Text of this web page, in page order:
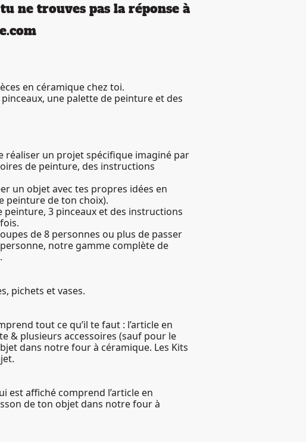
ne trouves pas la réponse à
en céramique chez toi.
une palette de peinture et des
réaliser un projet spécifique imaginé par
de peinture, des instructions
un objet avec tes propres idées en
peinture de ton choix).
3 pinceaux et des instructions
de 8 personnes ou plus de passer
notre gamme complète de
pichets et vases.
tout ce qu’il te faut : l’article en
& plusieurs accessoires (sauf pour le
dans notre four à céramique. Les Kits
est affiché comprend l’article en
de ton objet dans notre four à